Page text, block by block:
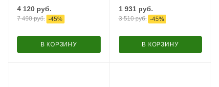
4 120 руб.
7 490руб. -45%
В КОРЗИНУ
1 931руб.
3 510руб. -45%
В КОРЗИНУ